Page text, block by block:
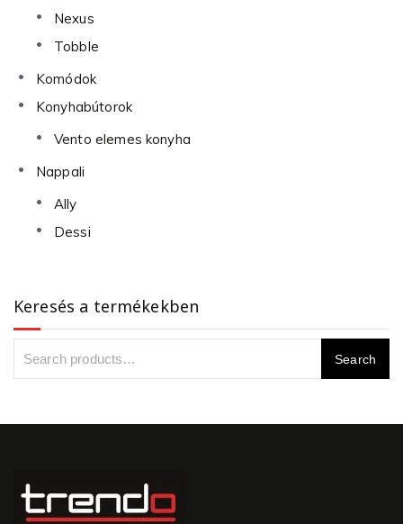
Nexus
Tobble
Komódok
Konyhabútorok
Vento elemes konyha
Nappali
Ally
Dessi
Keresés a termékekben